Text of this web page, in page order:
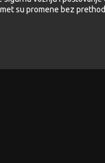
su promene bez